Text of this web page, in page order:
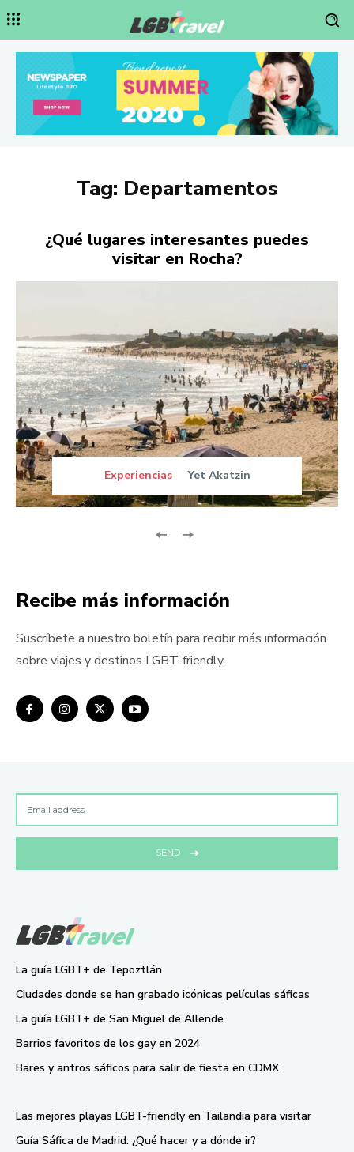
Tag: Departamentos
¿Qué lugares interesantes puedes
visitar en Rocha?
Experiencias Yet Akatzin
Recibe más información
Suscríbete a nuestro boletín para recibir más información
sobre viajes y destinos LGBT-friendly.
SEND
La guía LGBT+ de Tepoztlán
Ciudades donde se han grabado icónicas películas sáficas
La guía LGBT+ de San Miguel de Allende
Barrios favoritos de los gay en 2024
Bares y antros sáficos para salir de fiesta en CDMX
Las mejores playas LGBT-friendly en Tailandia para visitar
Guía Sáfica de Madrid: ¿Qué hacer y a dónde ir?